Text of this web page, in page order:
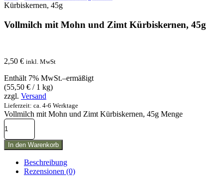
Kürbiskernen, 45g
Vollmilch mit Mohn und Zimt Kürbiskernen, 45g
2,50 € inkl. MwSt
Enthält 7% MwSt.–ermäßigt
(55,50 € / 1 kg)
zzgl. Versand
Lieferzeit: ca. 4-6 Werktage
Vollmilch mit Mohn und Zimt Kürbiskernen, 45g Menge
In den Warenkorb
Beschreibung
Rezensionen (0)